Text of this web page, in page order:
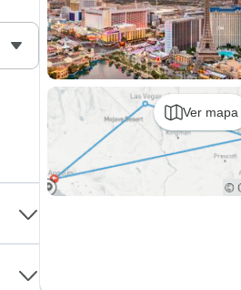
Ver mapa